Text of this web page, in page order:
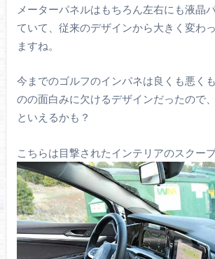
メーターパネルはもちろん左右にも液晶
ていて、従来のデザインから大きく変わ
ますね。
今までのゴルフのインパネは良くも悪く
のの面白みに欠けるデザインだったので
といえるかも？
こちらは目撃されたインテリアのスクープ